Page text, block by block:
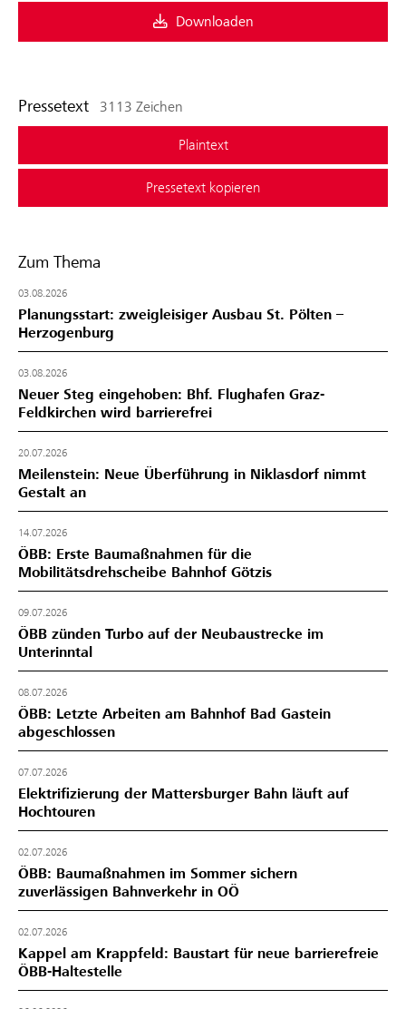
Downloaden
Pressetext 3113 Zeichen
Plaintext
Pressetext kopieren
Zum Thema
03.08.2026
Planungsstart: zweigleisiger Ausbau St. Pölten –
Herzogenburg
03.08.2026
Neuer Steg eingehoben: Bhf. Flughafen Graz-
Feldkirchen wird barrierefrei
20.07.2026
Meilenstein: Neue Überführung in Niklasdorf nimmt
Gestalt an
14.07.2026
ÖBB: Erste Baumaßnahmen für die
Mobilitätsdrehscheibe Bahnhof Götzis
09.07.2026
ÖBB zünden Turbo auf der Neubaustrecke im
Unterinntal
08.07.2026
ÖBB: Letzte Arbeiten am Bahnhof Bad Gastein
abgeschlossen
07.07.2026
Elektrifizierung der Mattersburger Bahn läuft auf
Hochtouren
02.07.2026
ÖBB: Baumaßnahmen im Sommer sichern
zuverlässigen Bahnverkehr in OÖ
02.07.2026
Kappel am Krappfeld: Baustart für neue barrierefreie
ÖBB-Haltestelle